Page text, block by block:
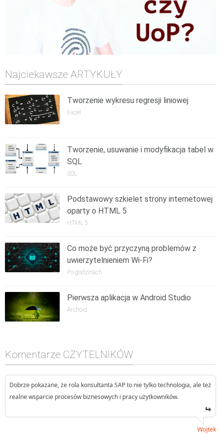
Najciekawsze ARTYKUŁY
Tworzenie wykresu regresji liniowej
Excel
Tworzenie, usuwanie i modyfikacja tabel w
SQL
SQL
Podstawowy szkielet strony internetowej
oparty o HTML 5
HTML 5
Co może być przyczyną problemów z
uwierzytelnieniem Wi-Fi?
Po godzinach
Pierwsza aplikacja w Android Studio
Android
Komentarze CZYTELNIKÓW
Dobrze pokazane, że rola konsultanta SAP to nie tylko technologia, ale też
realne wsparcie procesów biznesowych i pracy użytkowników.
Wojtek